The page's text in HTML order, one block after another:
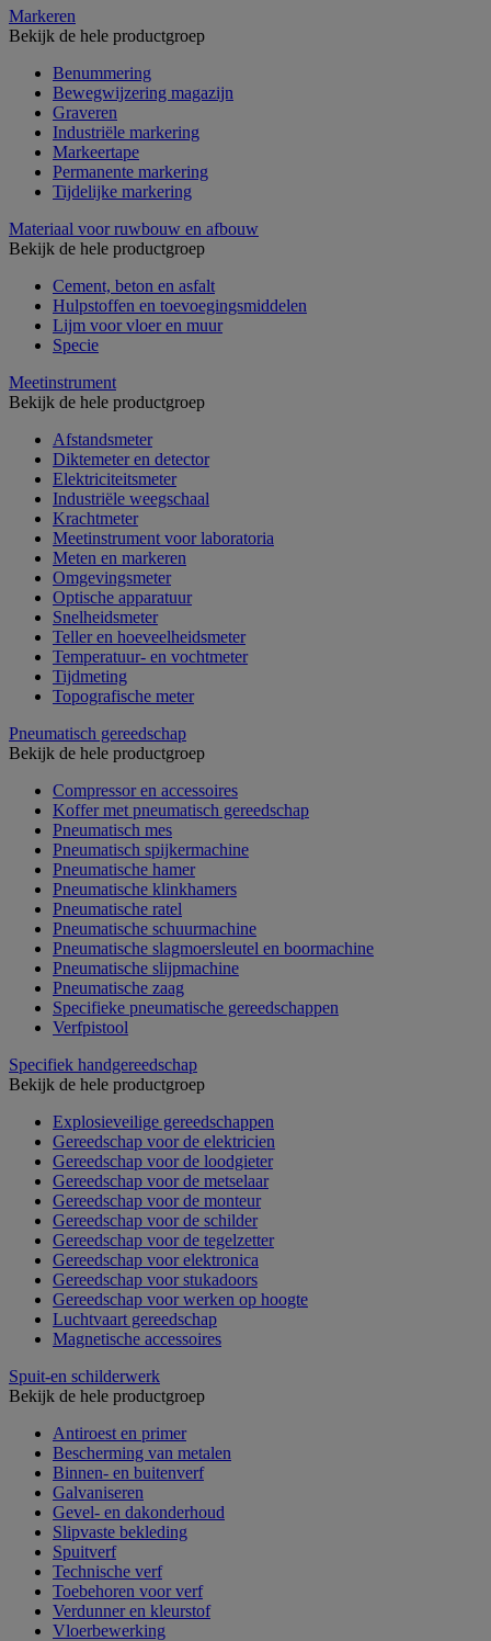
Markeren
Bekijk de hele productgroep
Benummering
Bewegwijzering magazijn
Graveren
Industriële markering
Markeertape
Permanente markering
Tijdelijke markering
Materiaal voor ruwbouw en afbouw
Bekijk de hele productgroep
Cement, beton en asfalt
Hulpstoffen en toevoegingsmiddelen
Lijm voor vloer en muur
Specie
Meetinstrument
Bekijk de hele productgroep
Afstandsmeter
Diktemeter en detector
Elektriciteitsmeter
Industriële weegschaal
Krachtmeter
Meetinstrument voor laboratoria
Meten en markeren
Omgevingsmeter
Optische apparatuur
Snelheidsmeter
Teller en hoeveelheidsmeter
Temperatuur- en vochtmeter
Tijdmeting
Topografische meter
Pneumatisch gereedschap
Bekijk de hele productgroep
Compressor en accessoires
Koffer met pneumatisch gereedschap
Pneumatisch mes
Pneumatisch spijkermachine
Pneumatische hamer
Pneumatische klinkhamers
Pneumatische ratel
Pneumatische schuurmachine
Pneumatische slagmoersleutel en boormachine
Pneumatische slijpmachine
Pneumatische zaag
Specifieke pneumatische gereedschappen
Verfpistool
Specifiek handgereedschap
Bekijk de hele productgroep
Explosieveilige gereedschappen
Gereedschap voor de elektricien
Gereedschap voor de loodgieter
Gereedschap voor de metselaar
Gereedschap voor de monteur
Gereedschap voor de schilder
Gereedschap voor de tegelzetter
Gereedschap voor elektronica
Gereedschap voor stukadoors
Gereedschap voor werken op hoogte
Luchtvaart gereedschap
Magnetische accessoires
Spuit-en schilderwerk
Bekijk de hele productgroep
Antiroest en primer
Bescherming van metalen
Binnen- en buitenverf
Galvaniseren
Gevel- en dakonderhoud
Slipvaste bekleding
Spuitverf
Technische verf
Toebehoren voor verf
Verdunner en kleurstof
Vloerbewerking